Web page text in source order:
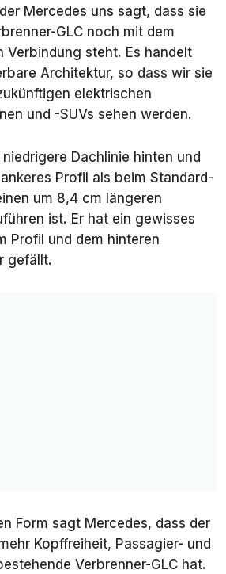
Mercedes uns sagt, dass sie
GLC noch mit dem
Verbindung steht. Es handelt
Architektur, so dass wir sie
elektrischen
und -SUVs sehen werden.
Dachlinie hinten und
Profil als beim Standard-
um 8,4 cm längeren
ist. Er hat ein gewisses
Profil und dem hinteren
gefällt.
Form sagt Mercedes, dass der
Kopffreiheit, Passagier- und
Verbrenner-GLC hat.